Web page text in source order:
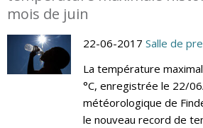
mois de juin
22-06-2017 Salle de
La température
°C, enregistrée le 22/
météorologique de
le nouveau record de